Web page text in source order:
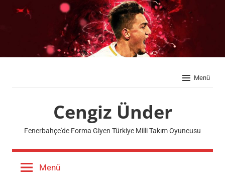
İçeriğe
Menü
Cengiz Ünder
Fenerbahçe'de Forma Giyen Türkiye Milli Takım Oyuncusu
Menü